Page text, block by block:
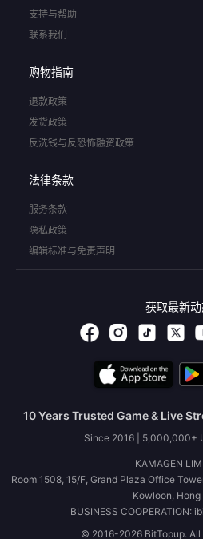
支持与帮助
联系我们
购物指南
退款政策
发货政策
反洗钱与反恐怖融资政策
法律条款
服务条款
隐私政策
编辑标准与免责声明
获取最新
10 Years Trusted Game & Live
Since 2016 | 5,000,000+
KAMAGEN
Room 1508, 15/F, Grand Plaza Office
Kowloon, Hong
BUSINESS COOPERATION:
© 2016-2026 BitTopup. All